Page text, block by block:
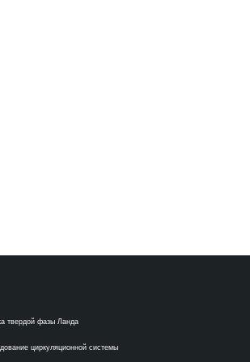
твердой фазы Ланда
циркуляционной системы